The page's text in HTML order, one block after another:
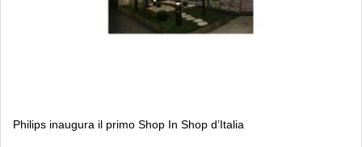
Philips inaugura il primo Shop In Shop d’Italia